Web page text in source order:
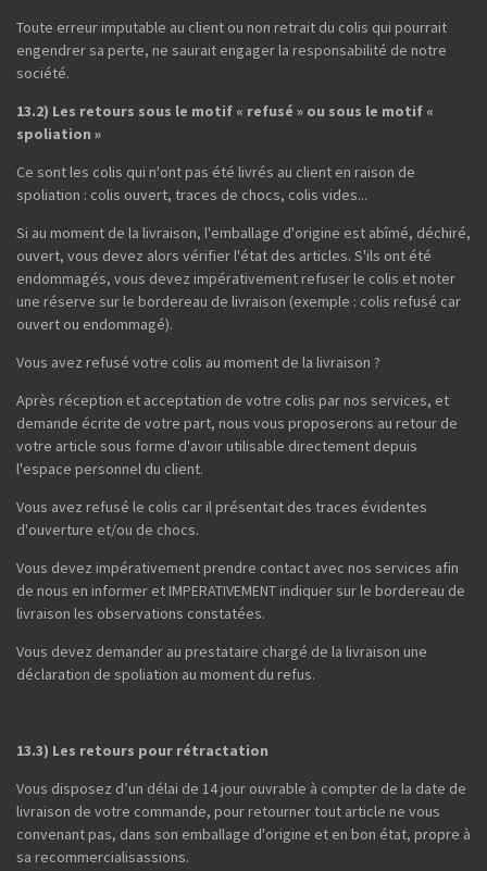
Toute erreur imputable au client ou non retrait du colis qui pourrait
engendrer sa perte, ne saurait engager la responsabilité de notre
société.
13.2) Les retours sous le motif « refusé » ou sous le motif «
spoliation »
Ce sont les colis qui n'ont pas été livrés au client en raison de
spoliation : colis ouvert, traces de chocs, colis vides...
Si au moment de la livraison, l'emballage d'origine est abîmé, déchiré,
ouvert, vous devez alors vérifier l'état des articles. S'ils ont été
endommagés, vous devez impérativement refuser le colis et noter
une réserve sur le bordereau de livraison (exemple : colis refusé car
ouvert ou endommagé).
Vous avez refusé votre colis au moment de la livraison ?
Après réception et acceptation de votre colis par nos services, et
demande écrite de votre part, nous vous proposerons au retour de
votre article sous forme d'avoir utilisable directement depuis
l'espace personnel du client.
Vous avez refusé le colis car il présentait des traces évidentes
d'ouverture et/ou de chocs.
Vous devez impérativement prendre contact avec nos services afin
de nous en informer et IMPERATIVEMENT indiquer sur le bordereau de
livraison les observations constatées.
Vous devez demander au prestataire chargé de la livraison une
déclaration de spoliation au moment du refus.
13.3) Les retours pour rétractation
Vous disposez d’un délai de 14 jour ouvrable à compter de la date de
livraison de votre commande, pour retourner tout article ne vous
convenant pas, dans son emballage d'origine et en bon état, propre à
sa recommercialisassions.